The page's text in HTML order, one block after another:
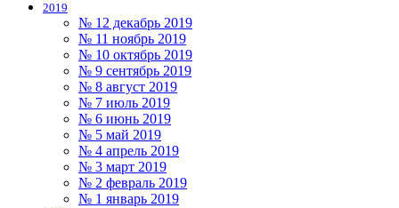
2019
№ 12 декабрь 2019
№ 11 ноябрь 2019
№ 10 октябрь 2019
№ 9 сентябрь 2019
№ 8 август 2019
№ 7 июль 2019
№ 6 июнь 2019
№ 5 май 2019
№ 4 апрель 2019
№ 3 март 2019
№ 2 февраль 2019
№ 1 январь 2019